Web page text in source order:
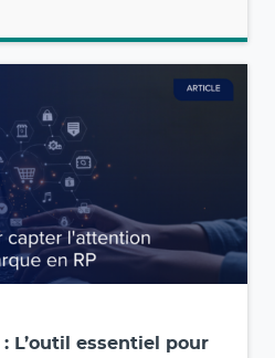
L’outil essentiel pour